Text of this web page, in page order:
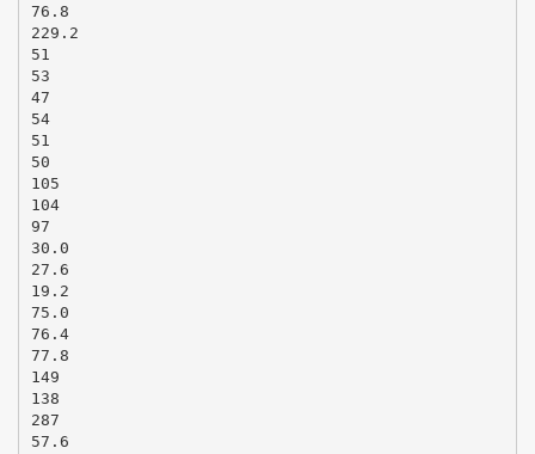
76.8
229.2
51
53
47
54
51
50
105
104
97
30.0
27.6
19.2
75.0
76.4
77.8
149
138
287
57.6